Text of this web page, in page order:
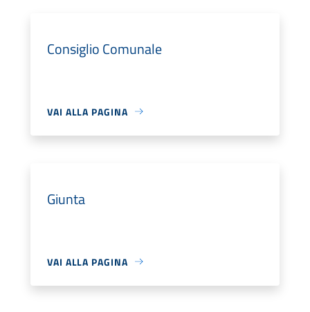
Consiglio Comunale
VAI ALLA PAGINA
Giunta
VAI ALLA PAGINA